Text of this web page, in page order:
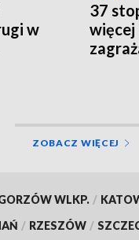
w
37
więcej
ZOBACZ WIĘCEJ
WLKP. /
/ RZESZÓW /